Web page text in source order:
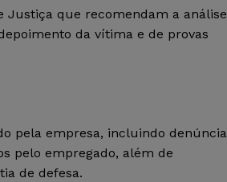
Justiça que recomendam a análise
da vítima e de provas
pela empresa, incluindo denúncia
pelo empregado, além de
de defesa.